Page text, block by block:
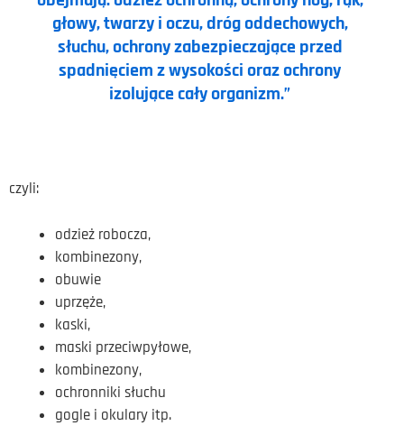
głowy, twarzy i oczu, dróg oddechowych,
słuchu, ochrony zabezpieczające przed
spadnięciem z wysokości oraz ochrony
izolujące cały organizm.”
czyli:
odzież robocza,
kombinezony,
obuwie
uprzęże,
kaski,
maski przeciwpyłowe,
kombinezony,
ochronniki słuchu
gogle i okulary itp.